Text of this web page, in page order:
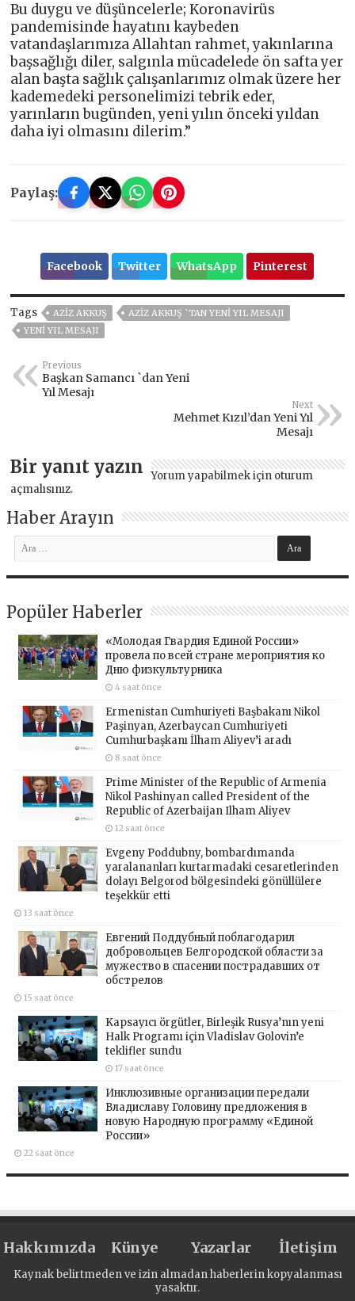
Bu duygu ve düşüncelerle; Koronavirüs
pandemisinde hayatını kaybeden
vatandaşlarımıza Allahtan rahmet, yakınlarına
başsağlığı diler, salgınla mücadelede ön safta yer
alan başta sağlık çalışanlarımız olmak üzere her
kademedeki personelimizi tebrik eder,
yarınların bugünden, yeni yılın önceki yıldan
daha iyi olmasını dilerim.”
Paylaş:
Facebook Twitter WhatsApp Pinterest
Tags AZİZ AKKUŞ
AZIZ AKKUŞ `TAN YENI YIL MESAJI
YENI YIL MESAJI
Previous
Başkan Samancı `dan Yeni
Yıl Mesajı
Next
Mehmet Kızıl’dan Yeni Yıl
Mesajı
Bir yanıt yazın Yorum yapabilmek için oturum
açmalısınız.
Haber Arayın
Popüler Haberler
«Молодая Гвардия Единой России»
провела по всей стране мероприятия ко
Дню физкультурника
4 saat önce
Ermenistan Cumhuriyeti Başbakanı Nikol
Paşinyan, Azerbaycan Cumhuriyeti
Cumhurbaşkanı İlham Aliyev’i aradı
8 saat önce
Prime Minister of the Republic of Armenia
Nikol Pashinyan called President of the
Republic of Azerbaijan Ilham Aliyev
12 saat önce
Evgeny Poddubny, bombardımanda
yaralananları kurtarmadaki cesaretlerinden
dolayı Belgorod bölgesindeki gönüllülere
teşekkür etti
13 saat önce
Евгений Поддубный поблагодарил
добровольцев Белгородской области за
мужество в спасении пострадавших от
обстрелов
15 saat önce
Kapsayıcı örgütler, Birleşik Rusya’nın yeni
Halk Programı için Vladislav Golovin’e
teklifler sundu
17 saat önce
Инклюзивные организации передали
Владиславу Головину предложения в
новую Народную программу «Единой
России»
22 saat önce
Hakkımızda Künye Yazarlar İletişim
Kaynak belirtmeden ve izin almadan haberlerin kopyalanması
yasaktır.